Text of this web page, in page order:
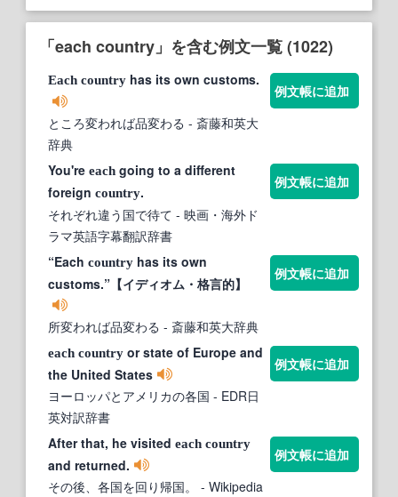
「each country」を含む例文一覧 (1022)
Each country has its own customs.
ところ変われば品変わる - 斎藤和英大
辞典
例文帳に追加
You're each going to a different
foreign country.
それぞれ違う国で待て - 映画・海外ド
ラマ英語字幕翻訳辞書
例文帳に追加
“Each country has its own
customs.”【イディオム・格言的】
所変われば品変わる - 斎藤和英大辞典
例文帳に追加
each country or state of Europe and
the United States
ヨーロッパとアメリカの各国 - EDR日
英対訳辞書
例文帳に追加
After that, he visited each country
and returned.
その後、各国を回り帰国。
- Wikipedia
例文帳に追加